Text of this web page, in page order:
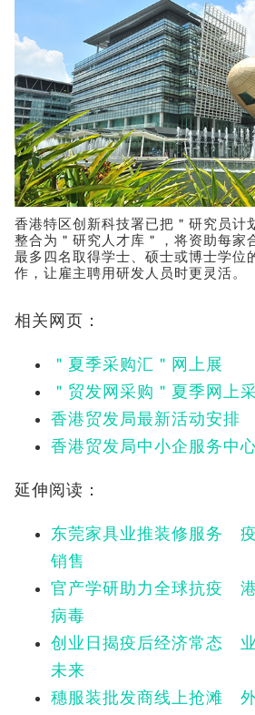
香港特区创新科技署已把＂研究员计
整合为＂研究人才库＂，将资助每家
最多四名取得学士、硕士或博士学位
作，让雇主聘用研发人员时更灵活。
相关网页：
＂夏季采购汇＂网上展
＂贸发网采购＂夏季网上
香港贸发局最新活动安排
香港贸发局中小企服务中
延伸阅读：
东莞家具业推装修服务
销售
官产学研助力全球抗疫
病毒
创业日揭疫后经济常态
未来
穗服装批发商线上抢滩